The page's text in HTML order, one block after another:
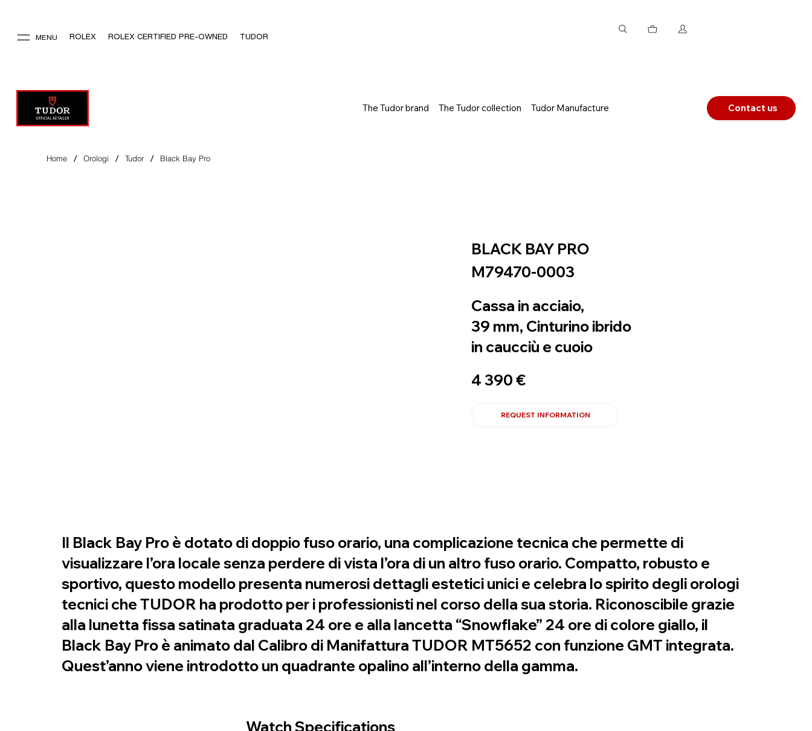
MENU ROLEX ROLEX CERTIFIED PRE-OWNED TUDOR
The Tudor brand The Tudor collection Tudor Manufacture Contact us
Home / Orologi / Tudor / Black Bay Pro
BLACK BAY PRO
M79470-0003
Cassa in acciaio,
39 mm, Cinturino ibrido
in caucciù e cuoio
4 390 €
REQUEST INFORMATION
Il Black Bay Pro è dotato di doppio fuso orario, una complicazione tecnica che permette di
visualizzare l’ora locale senza perdere di vista l’ora di un altro fuso orario. Compatto, robusto e
sportivo, questo modello presenta numerosi dettagli estetici unici e celebra lo spirito degli orologi
tecnici che TUDOR ha prodotto per i professionisti nel corso della sua storia. Riconoscibile grazie
alla lunetta fissa satinata graduata 24 ore e alla lancetta “Snowflake” 24 ore di colore giallo, il
Black Bay Pro è animato dal Calibro di Manifattura TUDOR MT5652 con funzione GMT integrata.
Quest’anno viene introdotto un quadrante opalino all’interno della gamma.
Watch Specifications